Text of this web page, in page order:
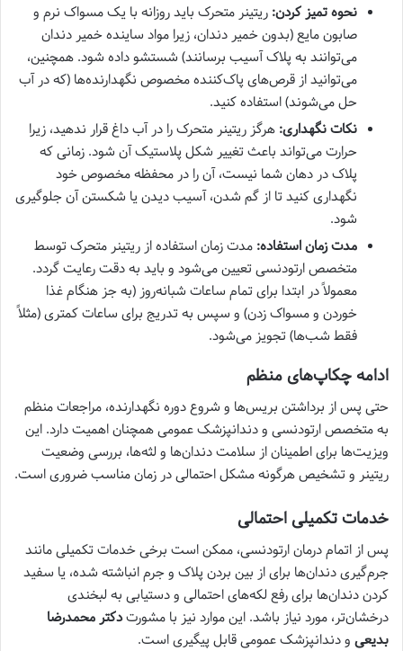
نحوه تمیز کردن: ریتینر متحرک باید روزانه با یک مسواک نرم و
صابون مایع (بدون خمیر دندان، زیرا مواد ساینده خمیر دندان
می‌توانند به پلاک آسیب برسانند) شستشو داده شود. همچنین،
می‌توانید از قرص‌های پاک‌کننده مخصوص نگهدارنده‌ها (که در آب
حل می‌شوند) استفاده کنید.
نکات نگهداری: هرگز ریتینر متحرک را در آب داغ قرار ندهید، زیرا
حرارت می‌تواند باعث تغییر شکل پلاستیک آن شود. زمانی که
پلاک در دهان شما نیست، آن را در محفظه مخصوص خود
نگهداری کنید تا از گم شدن، آسیب دیدن یا شکستن آن جلوگیری
شود.
مدت زمان استفاده: مدت زمان استفاده از ریتینر متحرک توسط
متخصص ارتودنسی تعیین می‌شود و باید به دقت رعایت گردد.
معمولاً در ابتدا برای تمام ساعات شبانه‌روز (به جز هنگام غذا
خوردن و مسواک زدن) و سپس به تدریج برای ساعات کمتری (مثلاً
فقط شب‌ها) تجویز می‌شود.
ادامه چکاپ‌های منظم
حتی پس از برداشتن بریس‌ها و شروع دوره نگهدارنده، مراجعات منظم
به متخصص ارتودنسی و دندانپزشک عمومی همچنان اهمیت دارد. این
ویزیت‌ها برای اطمینان از سلامت دندان‌ها و لثه‌ها، بررسی وضعیت
ریتینر و تشخیص هرگونه مشکل احتمالی در زمان مناسب ضروری است.
خدمات تکمیلی احتمالی
پس از اتمام درمان ارتودنسی، ممکن است برخی خدمات تکمیلی مانند
جرم‌گیری دندان‌ها برای از بین بردن پلاک و جرم انباشته شده، یا سفید
کردن دندان‌ها برای رفع لکه‌های احتمالی و دستیابی به لبخندی
درخشان‌تر، مورد نیاز باشد. این موارد نیز با مشورتدکتر محمدرضا
بدیعی و دندانپزشک عمومی قابل پیگیری است.